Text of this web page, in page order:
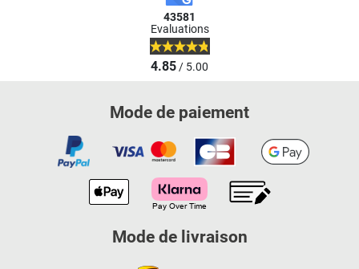
43581
Evaluations
4.85/ 5.00
Mode de paiement
Mode de livraison